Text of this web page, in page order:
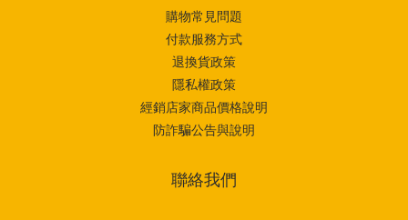
購物常見問題
付款服務方式
退換貨政策
隱私權政策
經銷店家商品價格說明
防詐騙公告與說明
聯絡我們